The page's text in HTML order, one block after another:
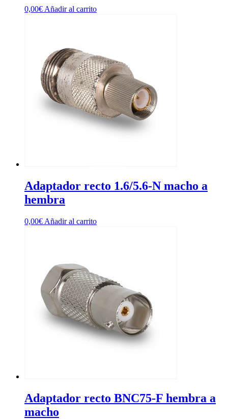
0,00€ Añadir al carrito
Adaptador recto 1.6/5.6-N macho a
hembra
0,00€ Añadir al carrito
Adaptador recto BNC75-F hembra a
macho